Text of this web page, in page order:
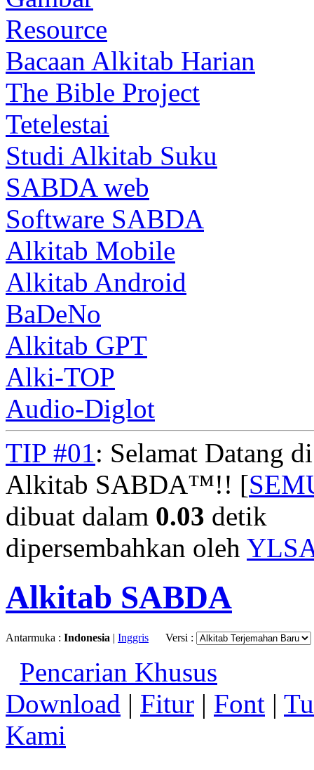
Resource
Bacaan Alkitab Harian
The Bible Project
Tetelestai
Studi Alkitab Suku
SABDA web
Software SABDA
Alkitab Mobile
Alkitab Android
BaDeNo
Alkitab GPT
Alki-TOP
Audio-Diglot
TIP #01: Selamat Datang
Alkitab SABDA™!! [
dibuat dalam 0.03 detik
dipersembahkan oleh
Alkitab SABDA
Antarmuka : Indonesia | Inggris Versi :
Pencarian Khusus
Download | Fitur | Font |
Kami